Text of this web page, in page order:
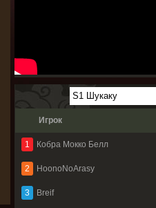
Игрок
1 Кобра Мокко Белл
2 HoonoNoArasy
3 Breif